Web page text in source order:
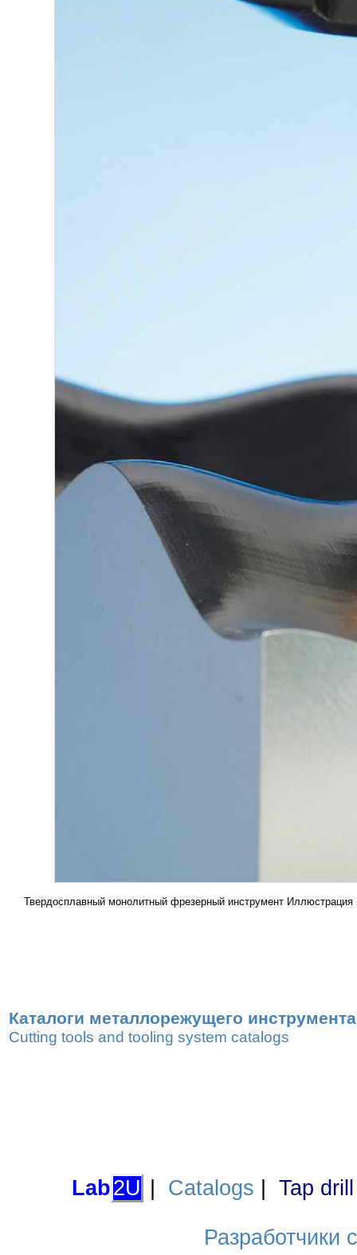
Твердосплавный монолитный фрезерный инструмент
Каталоги металлорежущего
Cutting tools and tooling system catalogs
Lab2U Catalogs Tap
Разработчики